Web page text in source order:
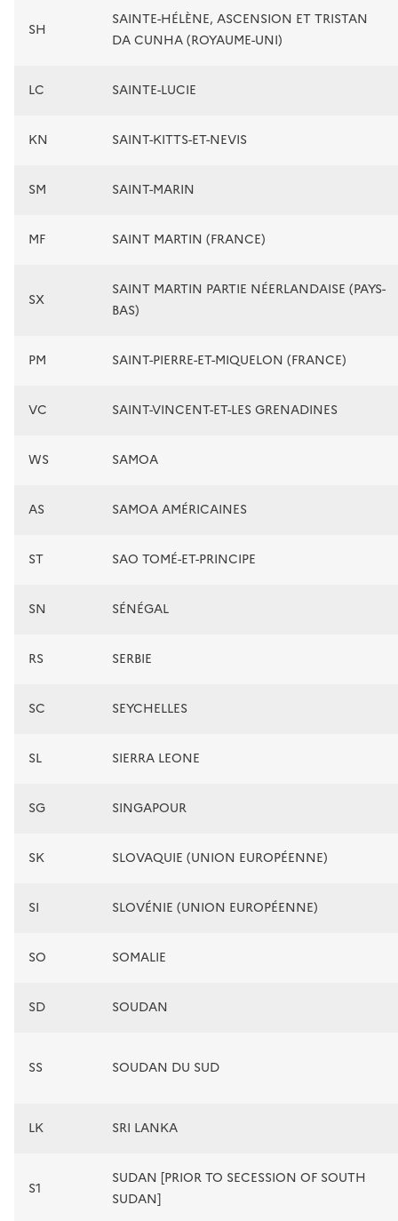
SH
SAINTE-HÉLÈNE, ASCENSION ET TRISTAN
DA CUNHA (ROYAUME-UNI)
LC SAINTE-LUCIE
KN SAINT-KITTS-ET-NEVIS
SM SAINT-MARIN
MF SAINT MARTIN (FRANCE)
SX
SAINT MARTIN PARTIE NÉERLANDAISE (PAYS-
BAS)
PM SAINT-PIERRE-ET-MIQUELON (FRANCE)
VC SAINT-VINCENT-ET-LES GRENADINES
WS SAMOA
AS SAMOA AMÉRICAINES
ST SAO TOMÉ-ET-PRINCIPE
SN SÉNÉGAL
RS SERBIE
SC SEYCHELLES
SL SIERRA LEONE
SG SINGAPOUR
SK SLOVAQUIE (UNION EUROPÉENNE)
SI SLOVÉNIE (UNION EUROPÉENNE)
SO SOMALIE
SD SOUDAN
SS SOUDAN DU SUD
LK SRI LANKA
S1
SUDAN [PRIOR TO SECESSION OF SOUTH
SUDAN]